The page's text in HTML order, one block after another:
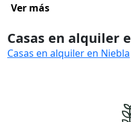
Ver más
Casas en alquiler
Casas en alquiler en Niebla